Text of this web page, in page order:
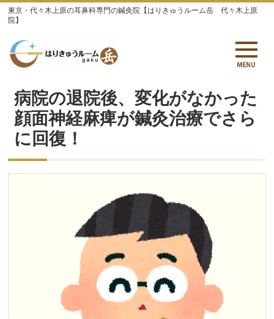
東京・代々木上原の耳鼻科専門の鍼灸院【はりきゅうルーム岳 代々木上原
院】
病院の退院後、変化がなかった
顔面神経麻痺が鍼灸治療でさら
に回復！